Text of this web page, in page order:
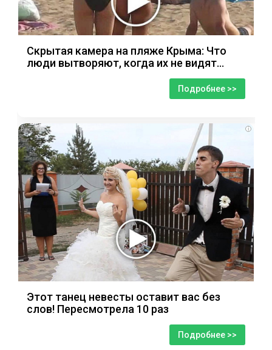
Скрытая камера на пляже Крыма: Что
люди вытворяют, когда их не видят...
Подробнее >>
i
Этот танец невесты оставит вас без
слов! Пересмотрела 10 раз
Подробнее >>